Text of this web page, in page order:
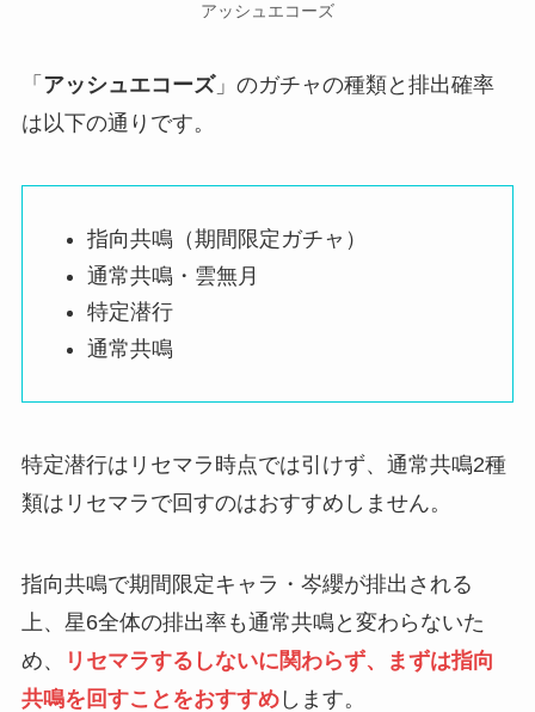
アッシュエコーズ
「 アッシュエコーズ」のガチャの種類と排出確率
は以下の通りです。
指向共鳴（期間限定ガチャ）
通常共鳴・雲無月
特定潜行
通常共鳴
特定潜行はリセマラ時点では引けず、通常共鳴2種
類はリセマラで回すのはおすすめしません。
指向共鳴で期間限定キャラ・岑纓が排出される
上、星6全体の排出率も通常共鳴と変わらないた
め、
リセマラするしないに関わらず、まずは指向
共鳴を回すことをおすすめします。